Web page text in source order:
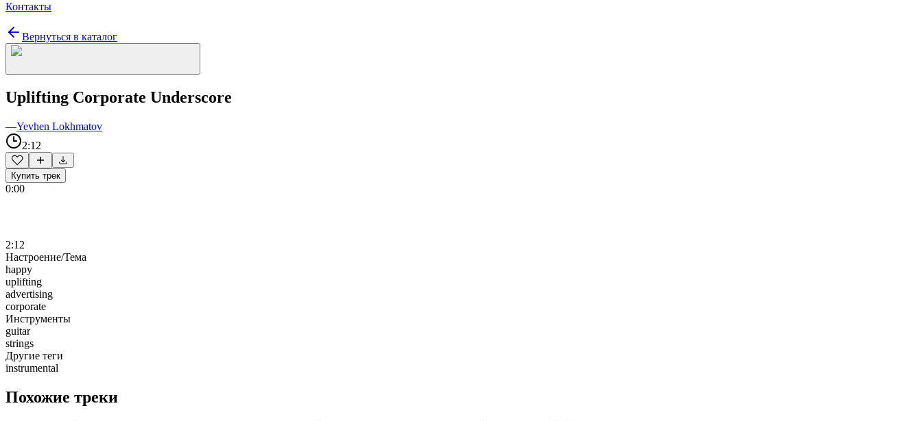
Контакты
Вернуться в каталог
Uplifting Corporate Underscore
—Yevhen Lokhmatov
2:12
Купить трек
0:00
2:12
Настроение/Тема
happy
uplifting
advertising
corporate
Инструменты
guitar
strings
Другие теги
instrumental
Похожие треки